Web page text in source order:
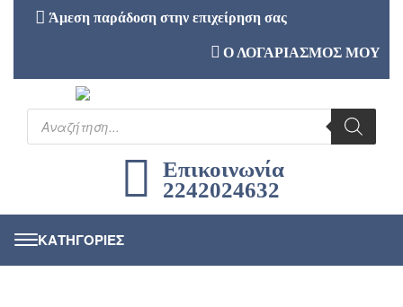
Άμεση παράδοση στην επιχείρηση σας
Ο ΛΟΓΑΡΙΑΣΜΟΣ ΜΟΥ
Επικοινωνία
2242024632